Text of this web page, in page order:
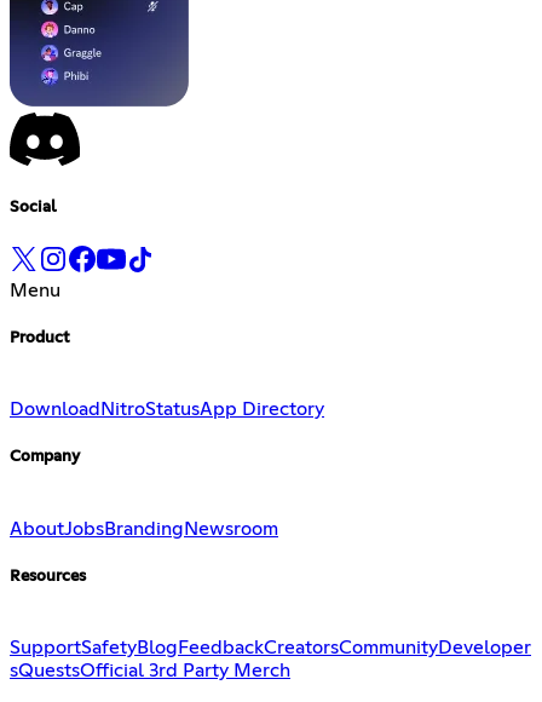
Social
Menu
Product
Download NitroStatusApp Directory
Company
AboutJobsBranding Newsroom
Resources
SupportSafetyBlog FeedbackCreatorsCommunityDeveloper
sQuestsOfficial 3rd Party Merch